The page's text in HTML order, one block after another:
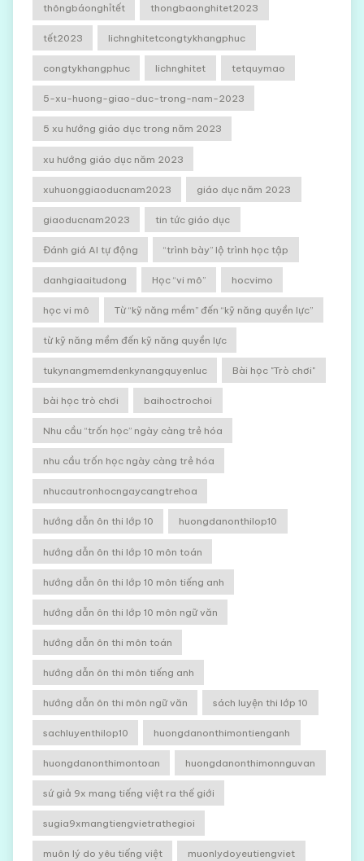
thôngbáonghỉtết thongbaonghitet2023
tết2023 lichnghitetcongtykhangphuc
congtykhangphuc lichnghitet tetquymao
5-xu-huong-giao-duc-trong-nam-2023
5 xu hướng giáo dục trong năm 2023
xu hướng giáo dục năm 2023
xuhuonggiaoducnam2023 giáo dục năm 2023
giaoducnam2023 tin tức giáo dục
Đánh giá AI tự động “trình bày” lộ trình học tập
danhgiaaitudong Học “vi mô” hocvimo
học vi mô Từ “kỹ năng mềm” đến “kỹ năng quyền lực”
từ kỹ năng mềm đến kỹ năng quyền lực
tukynangmemdenkynangquyenluc Bài học "Trò chơi"
bài học trò chơi baihoctrochoi
Nhu cầu “trốn học” ngày càng trẻ hóa
nhu cầu trốn học ngày càng trẻ hóa
nhucautronhocngaycangtrehoa
hướng dẫn ôn thi lớp 10 huongdanonthilop10
hướng dẫn ôn thi lớp 10 môn toán
hướng dẫn ôn thi lớp 10 môn tiếng anh
hướng dẫn ôn thi lớp 10 môn ngữ văn
hướng dẫn ôn thi môn toán
hướng dẫn ôn thi môn tiếng anh
hướng dẫn ôn thi môn ngữ văn sách luyện thi lớp 10
sachluyenthilop10 huongdanonthimontienganh
huongdanonthimontoan huongdanonthimonnguvan
sứ giả 9x mang tiếng việt ra thế giới
sugia9xmangtiengvietrathegioi
muôn lý do yêu tiếng việt muonlydoyeutiengviet